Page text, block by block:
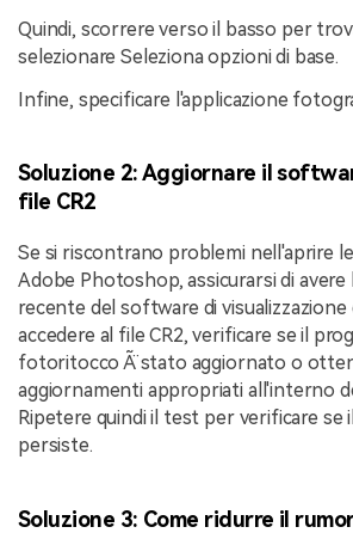
Quindi, scorrere verso il basso per
selezionare Seleziona opzioni di base.
Infine, specificare l'applicazione
Soluzione 2: Aggiornare il
file CR2
Se si riscontrano problemi nell'aprire le
Adobe Photoshop, assicurarsi di avere
recente del software di
accedere al file CR2, verificare se il
fotoritocco Ã¨ stato aggiornato o
aggiornamenti appropriati all'interno
Ripetere quindi il test per verificare se
persiste.
Soluzione 3: Come ridurre il